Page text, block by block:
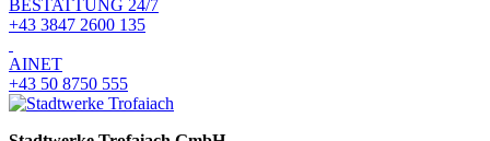
BESTATTUNG 24/7
+43 3847 2600 135
AINET
+43 50 8750 555